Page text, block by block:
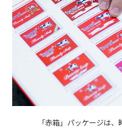
「赤箱」パッケージは